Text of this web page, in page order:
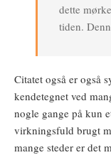
dette
tiden.
Citatet også er også
kendetegnet ved
nogle gange på kun
virkningsfuld brugt
mange steder er det